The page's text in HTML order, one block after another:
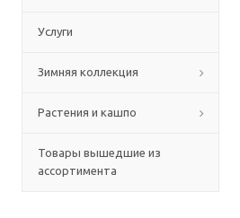
Услуги
Зимняя коллекция
Растения и кашпо
Товары вышедшие из
ассортимента